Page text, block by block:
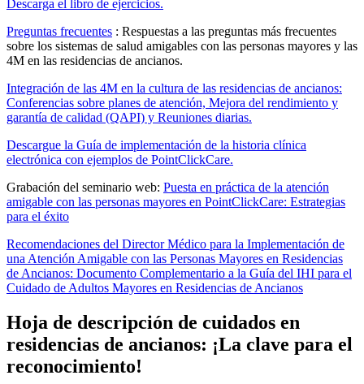
Descarga el libro de ejercicios.
Preguntas frecuentes : Respuestas a las preguntas más frecuentes
sobre los sistemas de salud amigables con las personas mayores y las
4M en las residencias de ancianos.
Integración de las 4M en la cultura de las residencias de ancianos:
Conferencias sobre planes de atención, Mejora del rendimiento y
garantía de calidad (QAPI) y Reuniones diarias.
Descargue la Guía de implementación de la historia clínica
electrónica con ejemplos de PointClickCare.
Grabación del seminario web: Puesta en práctica de la atención
amigable con las personas mayores en PointClickCare: Estrategias
para el éxito
Recomendaciones del Director Médico para la Implementación de
una Atención Amigable con las Personas Mayores en Residencias
de Ancianos: Documento Complementario a la Guía del IHI para el
Cuidado de Adultos Mayores en Residencias de Ancianos
Hoja de descripción de cuidados en
residencias de ancianos: ¡La clave para el
reconocimiento!